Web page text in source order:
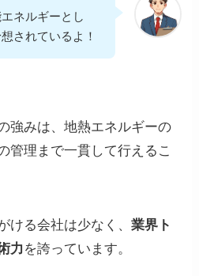
ネルギーとし
されているよ！
強みは、地熱エネルギーの
管理まで一貫して行えるこ
ける会社は少なく、業界ト
力 を誇っています。